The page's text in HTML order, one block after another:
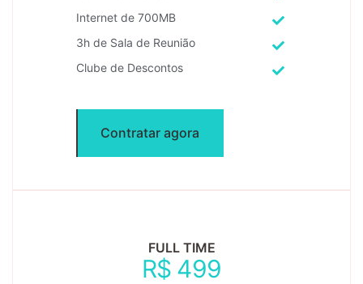
Internet de 700MB
3h de Sala de Reunião
Clube de Descontos
Contratar agora
FULL TIME
R$ 499